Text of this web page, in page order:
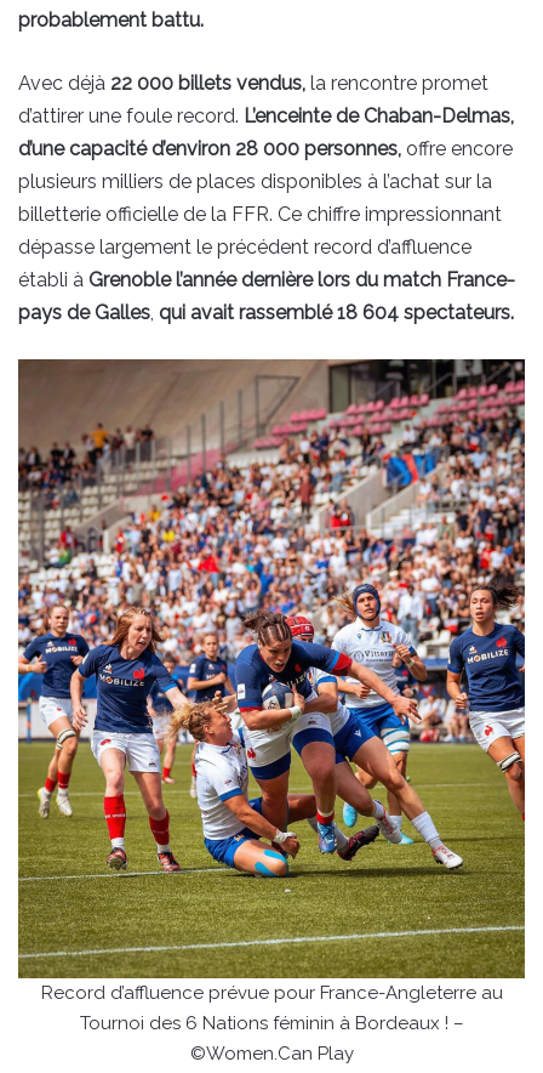
probablement battu.
Avec déjà 22 000 billets vendus, la rencontre promet
d’attirer une foule record. L’enceinte de Chaban-Delmas,
d’une capacité d’environ 28 000 personnes, offre encore
plusieurs milliers de places disponibles à l’achat sur la
billetterie officielle de la FFR. Ce chiffre impressionnant
dépasse largement le précédent record d’affluence
établi à Grenoble l’année dernière lors du match France-
pays de Galles, qui avait rassemblé 18 604 spectateurs.
Record d’affluence prévue pour France-Angleterre au
Tournoi des 6 Nations féminin à Bordeaux ! –
©Women.Can Play